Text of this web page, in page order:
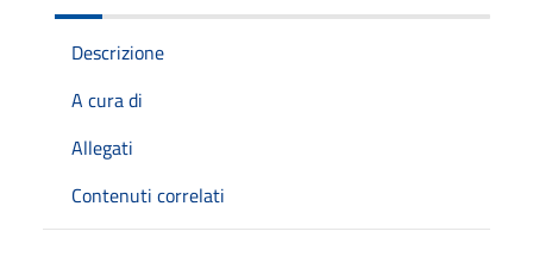
Descrizione
A cura di
Allegati
Contenuti correlati